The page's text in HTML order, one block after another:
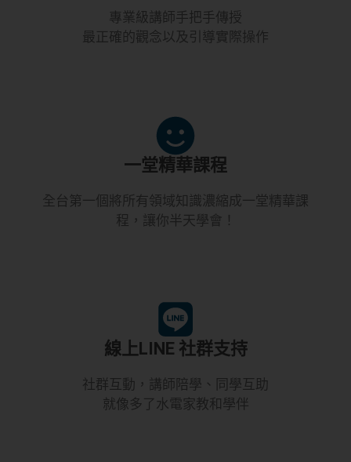
專業級講師手把手傳授
最正確的觀念以及引導實際操作​
一堂精華課程
全台第一個將所有領域知識濃縮成一堂精華課
程，讓你半天學會！​
線上LINE 社群支持
社群互動，講師陪學、同學互助
就像多了水電家教和學伴​